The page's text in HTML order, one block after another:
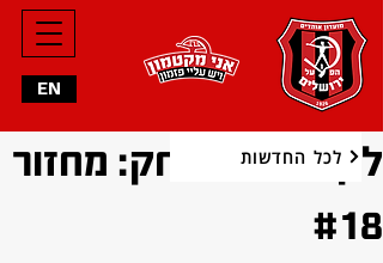
EN
לקראת המשחק: מחזור
#18
לכל החדשות